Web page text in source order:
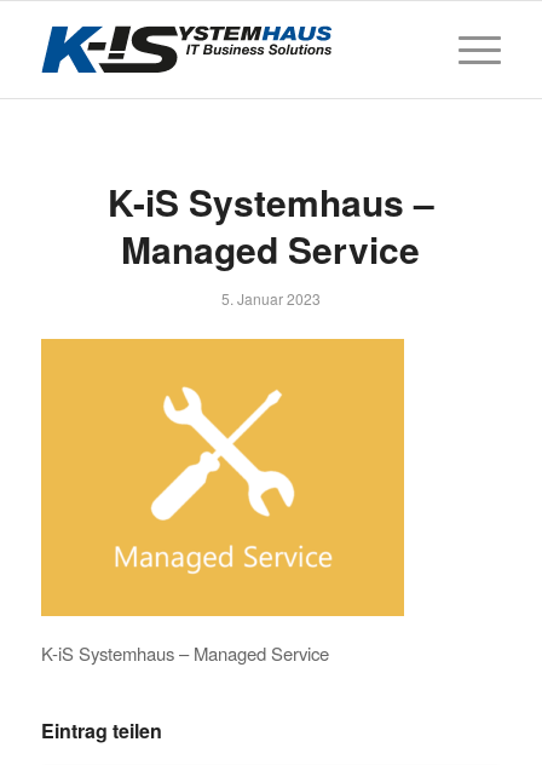
K-iS Systemhaus –
Managed Service
5. Januar 2023
K-iS Systemhaus – Managed Service
Eintrag teilen